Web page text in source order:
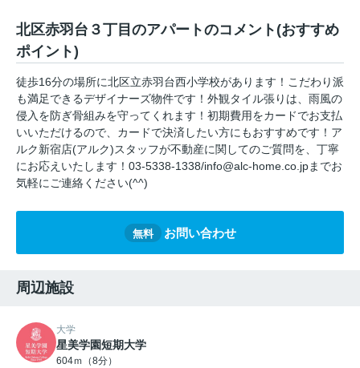
北区赤羽台３丁目のアパートのコメント(おすすめ
ポイント)
徒歩16分の場所に北区立赤羽台西小学校があります！こだわり派
も満足できるデザイナーズ物件です！外観タイル張りは、雨風の
侵入を防ぎ骨組みを守ってくれます！初期費用をカードでお支払
いいただけるので、カードで決済したい方にもおすすめです！ア
ルク新宿店(アルク)スタッフが不動産に関してのご質問を、丁寧
にお応えいたします！03-5338-1338/info@alc-home.co.jpまでお
気軽にご連絡ください(^^)
無料 お問い合わせ
周辺施設
大学
星美学園短期大学
604ｍ（8分）